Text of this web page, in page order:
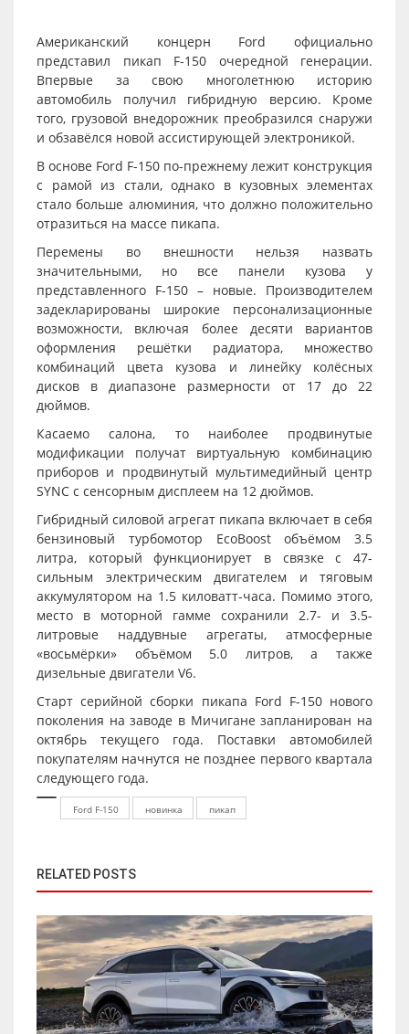
Американский концерн Ford официально
представил пикап F-150 очередной генерации.
Впервые за свою многолетнюю историю
автомобиль получил гибридную версию. Кроме
того, грузовой внедорожник преобразился снаружи
и обзавёлся новой ассистирующей электроникой.
В основе Ford F-150 по-прежнему лежит конструкция
с рамой из стали, однако в кузовных элементах
стало больше алюминия, что должно положительно
отразиться на массе пикапа.
Перемены во внешности нельзя назвать
значительными, но все панели кузова у
представленного F-150 – новые. Производителем
задекларированы широкие персонализационные
возможности, включая более десяти вариантов
оформления решётки радиатора, множество
комбинаций цвета кузова и линейку колёсных
дисков в диапазоне размерности от 17 до 22
дюймов.
Касаемо салона, то наиболее продвинутые
модификации получат виртуальную комбинацию
приборов и продвинутый мультимедийный центр
SYNC с сенсорным дисплеем на 12 дюймов.
Гибридный силовой агрегат пикапа включает в себя
бензиновый турбомотор EcoBoost объёмом 3.5
литра, который функционирует в связке с 47-
сильным электрическим двигателем и тяговым
аккумулятором на 1.5 киловатт-часа. Помимо этого,
место в моторной гамме сохранили 2.7- и 3.5-
литровые наддувные агрегаты, атмосферные
«восьмёрки» объёмом 5.0 литров, а также
дизельные двигатели V6.
Старт серийной сборки пикапа Ford F-150 нового
поколения на заводе в Мичигане запланирован на
октябрь текущего года. Поставки автомобилей
покупателям начнутся не позднее первого квартала
следующего года.
Ford F-150 новинка пикап
RELATED POSTS